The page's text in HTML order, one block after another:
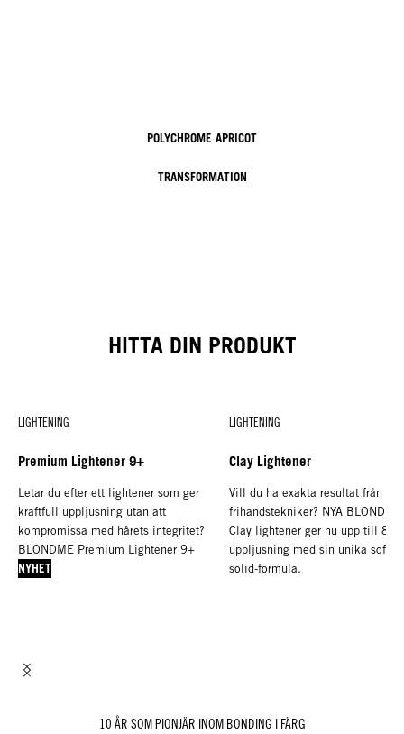
POLYCHROME APRICOT
TRANSFORMATION
HITTA DIN PRODUKT
LIGHTENING
Premium Lightener 9+
Letar du efter ett lightener som ger
kraftfull uppljusning utan att
kompromissa med hårets integritet?
BLONDME Premium Lightener 9+
NYHET
LIGHTENING
Clay Lightener
Vill du ha exakta resultat från
frihandstekniker? NYA BLONDME
Clay lightener ger nu upp till 8
uppljusning med sin unika soft-
solid-formula.
10 ÅR SOM PIONJÄR INOM BONDING I FÄRG